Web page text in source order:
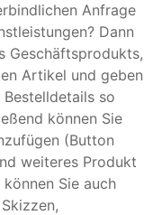
Anfrage
Dann
Geschäftsprodukts,
Artikel und geben
so
können Sie
(Button
weiteres Produkt
Sie auch